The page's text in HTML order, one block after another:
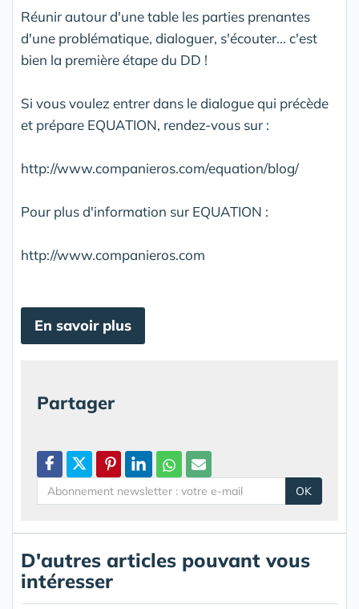
Réunir autour d'une table les parties prenantes
d'une problématique, dialoguer, s'écouter... c'est
bien la première étape du DD !
Si vous voulez entrer dans le dialogue qui précède
et prépare EQUATION, rendez-vous sur :
http://www.companieros.com/equation/blog/
Pour plus d'information sur EQUATION :
http://www.companieros.com
En savoir plus
Partager
OK
D'autres articles pouvant vous
intéresser